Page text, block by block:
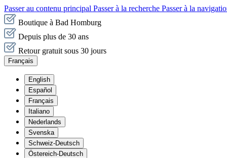
Passer au contenu principal Passer à la recherche Passer à la
Boutique à Bad Homburg
Depuis plus de 30 ans
Retour gratuit sous 30 jours
Français
English
Español
Français
Italiano
Nederlands
Svenska
Schweiz-Deutsch
Östereich-Deutsch